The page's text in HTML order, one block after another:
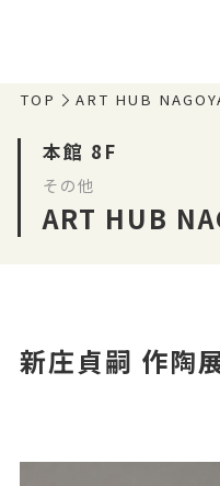
TOP ART HUB
本館 8F
その他
ART HUB
新庄貞嗣 作陶